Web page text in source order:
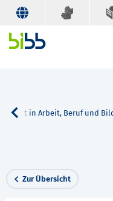
in Arbeit, Beruf und
Zur Übersicht